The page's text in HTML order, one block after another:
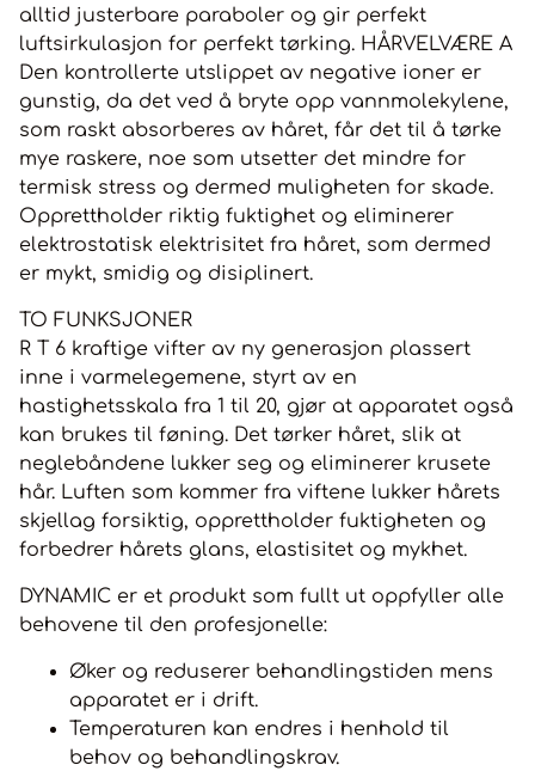
alltid justerbare paraboler og gir perfekt
luftsirkulasjon for perfekt tørking. HÅRVELVÆRE A
Den kontrollerte utslippet av negative ioner er
gunstig, da det ved å bryte opp vannmolekylene,
som raskt absorberes av håret, får det til å tørke
mye raskere, noe som utsetter det mindre for
termisk stress og dermed muligheten for skade.
Opprettholder riktig fuktighet og eliminerer
elektrostatisk elektrisitet fra håret, som dermed
er mykt, smidig og disiplinert.
TO FUNKSJONER
R T 6 kraftige vifter av ny generasjon plassert
inne i varmelegemene, styrt av en
hastighetsskala fra 1 til 20, gjør at apparatet også
kan brukes til føning. Det tørker håret, slik at
neglebåndene lukker seg og eliminerer krusete
hår. Luften som kommer fra viftene lukker hårets
skjellag forsiktig, opprettholder fuktigheten og
forbedrer hårets glans, elastisitet og mykhet.
DYNAMIC er et produkt som fullt ut oppfyller alle
behovene til den profesjonelle:
Øker og reduserer behandlingstiden mens
apparatet er i drift.
Temperaturen kan endres i henhold til
behov og behandlingskrav.